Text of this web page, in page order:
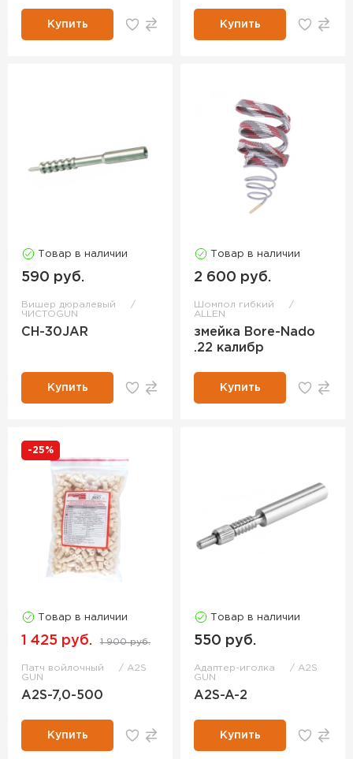
Купить Купить
Товар в наличии
590 руб.
Вишер дюралевый
ЧИСТОGUN
CH-30JAR
Купить
Товар в наличии
2 600 руб.
Шомпол гибкий
ALLEN
змейка Bore-Nado
.22 калибр
Купить
-25%
Товар в наличии
1 425 руб. 1 900 руб.
Патч войлочный
A2S
GUN
A2S-7,0-500
Купить
Товар в наличии
550 руб.
Адаптер-иголка
A2S
GUN
A2S-A-2
Купить